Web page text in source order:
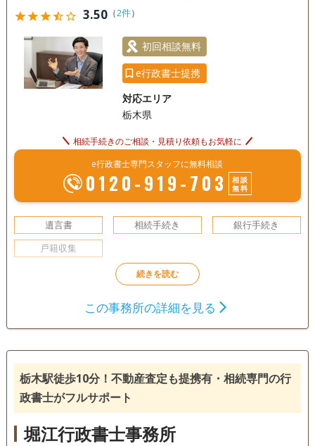
starstarstarstar_halfstar_outline 3.50（2件）
初回相談無料
e行政書士提携
対応エリア
栃木県
相続手続きのご相談・見積り依頼もお気軽に
e行政書士専門スタッフに無料相談
0120-919-703
相談
無料
遺言書 相続手続き
銀行手続き
戸籍収集
この事務所の詳細を見る
栃木駅徒歩10分！不動産査定も提携有・相続専門の行
政書士がフルサポート
堀江行政書士事務所